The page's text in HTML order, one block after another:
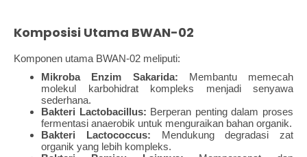
Komposisi Utama BWAN-02
Komponen utama BWAN-02 meliputi:
Mikroba Enzim Sakarida: Membantu memecah
molekul karbohidrat kompleks menjadi senyawa
sederhana.
Bakteri Lactobacillus: Berperan penting dalam proses
fermentasi anaerobik untuk menguraikan bahan organik.
Bakteri Lactococcus: Mendukung degradasi zat
organik yang lebih kompleks.